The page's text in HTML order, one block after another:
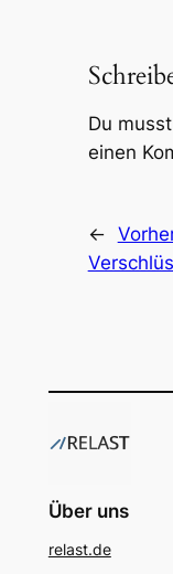
Du musst
einen
←
Über uns
relast.de